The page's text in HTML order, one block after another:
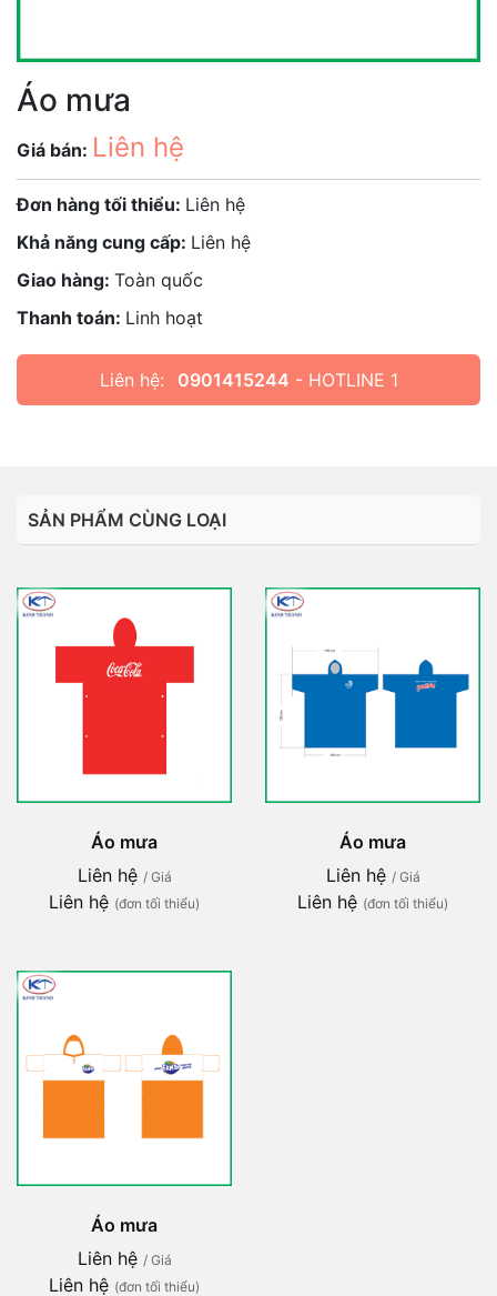
Áo mưa
Giá bán: Liên hệ
Đơn hàng tối thiểu: Liên hệ
Khả năng cung cấp: Liên hệ
Giao hàng: Toàn quốc
Thanh toán: Linh hoạt
Liên hệ: 0901415244 - HOTLINE 1
SẢN PHẨM CÙNG LOẠI
Áo mưa
Liên hệ / Giá
Liên hệ (đơn tối thiểu)
Áo mưa
Liên hệ / Giá
Liên hệ (đơn tối thiểu)
Áo mưa
Liên hệ / Giá
Liên hệ (đơn tối thiểu)